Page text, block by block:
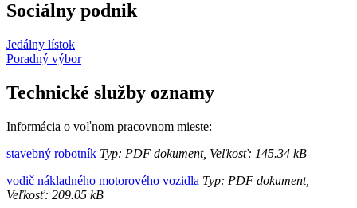
Sociálny podnik
Jedálny lístok
Poradný výbor
Technické služby oznamy
Informácia o voľnom pracovnom mieste:
stavebný robotník Typ: PDF dokument, Veľkosť: 145.34 kB
vodič nákladného motorového vozidla Typ: PDF dokument,
Veľkosť: 209.05 kB